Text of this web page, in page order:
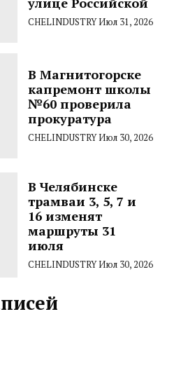
CHELINDUSTRYИюл 31, 2026
В Магнитогорске
капремонт школы
№60 проверила
прокуратура
CHELINDUSTRYИюл 30, 2026
В Челябинске
трамваи 3, 5, 7 и
16 изменят
маршруты 31
июля
CHELINDUSTRYИюл 30, 2026